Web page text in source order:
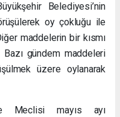
Belediyesi’nin
oy çokluğu ile
maddelerin bir kısmı
gündem maddeleri
üzere oylanarak
Meclisi mayıs ayı